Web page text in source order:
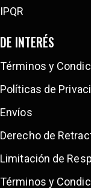
IPQR
DE INTERÉS
Términos y
Políticas de
Envíos
Derecho de
Limitación de
Términos y